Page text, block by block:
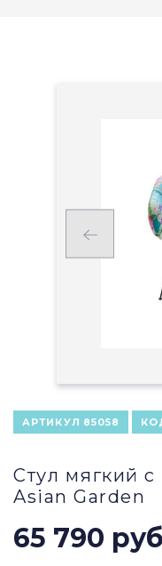
АРТИКУЛ 85058
Стул мягкий
Asian Garden
65 790 руб